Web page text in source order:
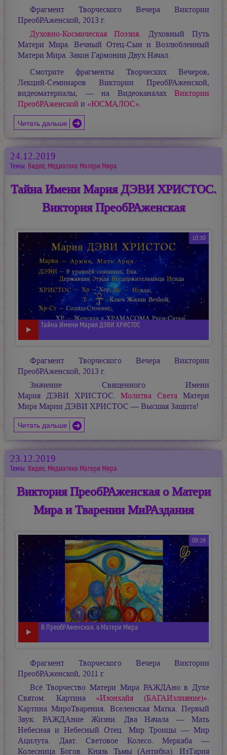
Фрагмент Творческого Вечера Виктории
ПреобРАженской, 2013 г.
Духовно-Космическая Поэзия. Духовный Путь
Матери Мира. Вечный Отец-Сын и Возлюбленный
Матери Мира. Закон Гармонии Двух Начал.
Смотрите фрагменты Творческих Вечеров,
Лекций-Семинаров Виктории ПреобРАженской,
видеоматериалы, — на Видеоканалах Виктории
ПреобРАженской и «ЮСМАЛОС».
Читать дальше
24.12.2019
Темы: Видео, Медиатека Матери Мира
Тайна Имени Мария ДЭВИ ХРИСТОС.
Виктория ПреобРАженская
10:30
Тайна Имени Мария ДЭВИ ХРИСТОС
Фрагмент Творческого Вечера Виктории
ПреобРАженской, 2013 г.
Значение Священного Имени
Мария ДЭВИ ХРИСТОС. Молитва Света Матери
Мира Марии ДЭВИ ХРИСТОС — Высшая Защита!
Читать дальше
23.12.2019
Темы: Видео, Медиатека Матери Мира
Виктория ПреобРАженская о Матери
Мира и Тварении МиРАздания
08:29
В.ПреобРАженская, о Матери Мира
Фрагмент Творческого Вечера Виктории
ПреобРАженской, 2011 г.
Всё Творчество Матери Мира РАЖДАно в Духе
Святом. Картина «Изонхайя (БАГАИзлияние)».
Картина МироТварения. Вселенская Матка. Первый
Звук. РАЖДАние Жизни. Два Начала — Мать
Небесная и Небесный Отец. Мир Троицы — Мир
Ацилута. Даат. Световое Колесо. Меркаба —
Колесница Богов. Князь Тьмы (Антибха). ИзТария